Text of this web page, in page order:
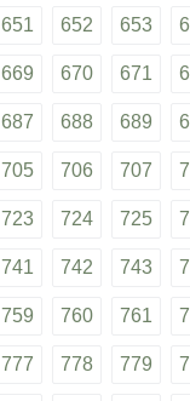
651 652 653
669 670 671
687 688 689
705 706 707
723 724 725
741 742 743
759 760 761
777 778 779